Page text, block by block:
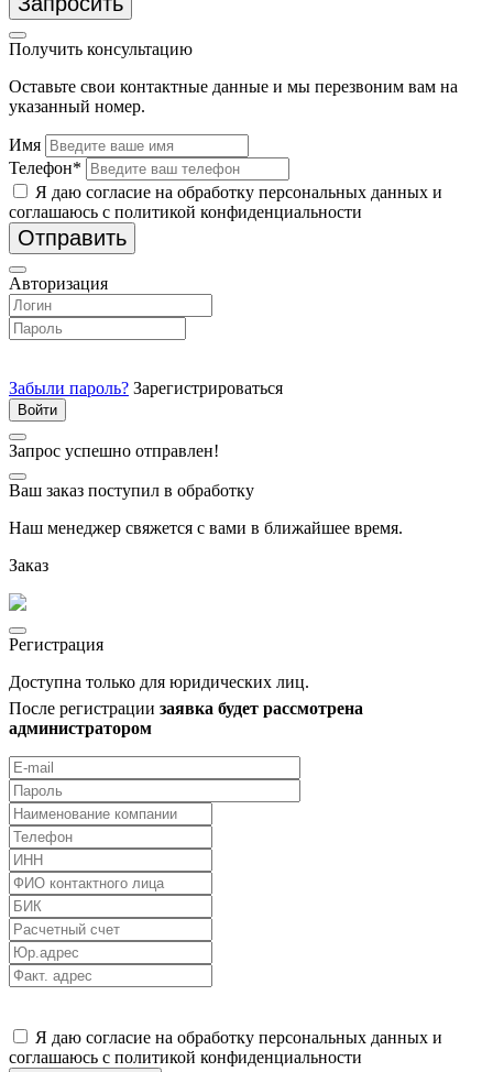
Получить консультацию
Оставьте свои контактные данные и мы перезвоним вам на
указанный номер.
Имя
Телефон*
Я даю согласие на обработку персональных данных и
соглашаюсь с политикой конфиденциальности
Отправить
Авторизация
Забыли пароль? Зарегистрироваться
Запрос успешно отправлен!
Ваш заказ поступил в обработку
Наш менеджер свяжется с вами в ближайшее время.
Заказ
Регистрация
Доступна только для юридических лиц.
После регистрации заявка будет рассмотрена
администратором
Я даю согласие на обработку персональных данных и
соглашаюсь с политикой конфиденциальности